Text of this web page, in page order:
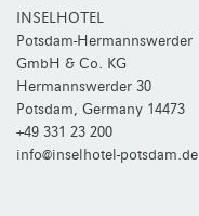
INSELHOTEL
Potsdam-Hermannswerder
GmbH & Co. KG
Hermannswerder 30
Potsdam, Germany 14473
+49 331 23 200
info@inselhotel-potsdam.de